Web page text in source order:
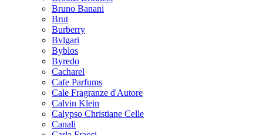
Bruno Banani
Brut
Burberry
Bvlgari
Byblos
Byredo
Cacharel
Cafe Parfums
Cale Fragranze d'Autore
Calvin Klein
Calypso Christiane Celle
Canali